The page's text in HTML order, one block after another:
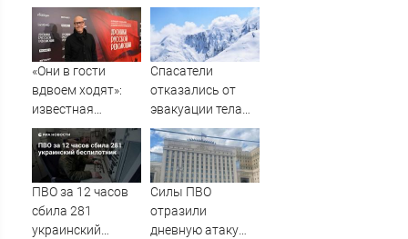
«Они в гости
вдвоем ходят»:
известная
журналистка
подтвердила
роман
Бондарчука и
Исаковой
Спасатели
отказались от
эвакуации тела
Натальи
Наговицыной с
семитысячника
ПВО за 12 часов
сбила 281
украинский
Силы ПВО
отразили
дневную атаку